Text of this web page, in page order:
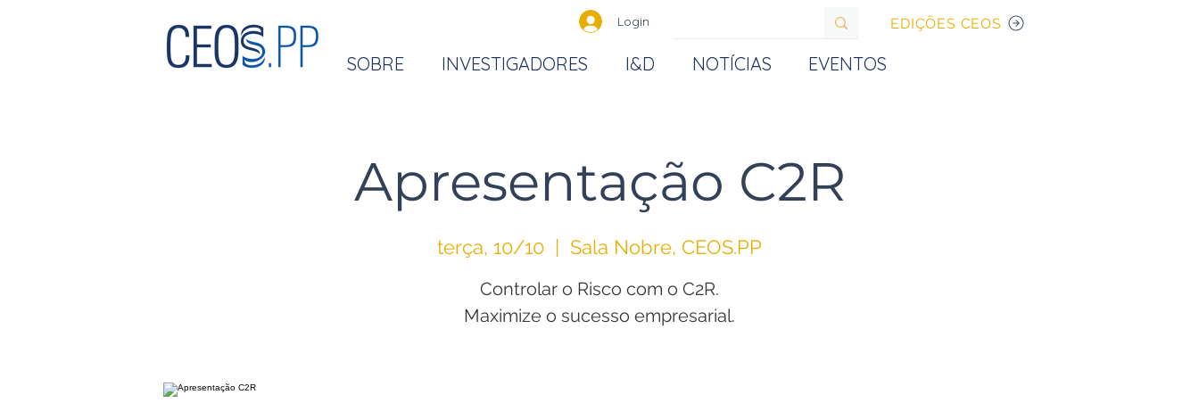
Login EDIÇÕES CEOS
SOBRE INVESTIGADORES I&D NOTÍCIAS EVENTOS
Apresentação C2R
terça, 10/10
  |
Sala Nobre, CEOS.PP
Controlar o Risco com o C2R.
Maximize o sucesso empresarial.